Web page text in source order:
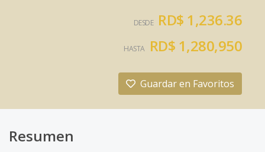
DESDE RD$ 1,236.36
HASTA RD$ 1,280,950
Guardar en Favoritos
Resumen